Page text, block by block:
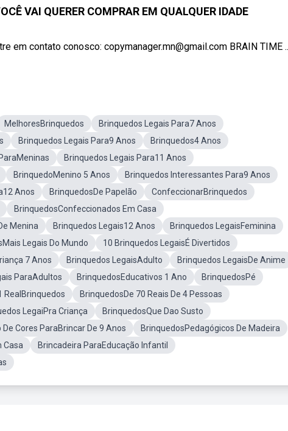
VAI QUERER COMPRAR EM QUALQUER IDADE
em contato conosco: copymanager.mn@gmail.com BRAIN TIME
MelhoresBrinquedos
Brinquedos Legais Para7 Anos
Brinquedos Legais Para9 Anos
Brinquedos4 Anos
Brinquedos Legais Para11 Anos
BrinquedoMenino 5 Anos
Brinquedos Interessantes Para9 Anos
Anos BrinquedosDe Papelão
ConfeccionarBrinquedos
BrinquedosConfeccionados Em Casa
Menina Brinquedos Legais12 Anos
Brinquedos LegaisFeminina
Legais Do Mundo
10 Brinquedos LegaisÉ Divertidos
7 Anos Brinquedos LegaisAdulto
Brinquedos LegaisDe Anime
ParaAdultos BrinquedosEducativos 1 Ano
BrinquedosPé
RealBrinquedos
BrinquedosDe 70 Reais De 4 Pessoas
LegaiPra Criança
BrinquedosQue Dao Susto
De Cores ParaBrincar De 9 Anos
BrinquedosPedagógicos De Madeira
Casa
Brincadeira ParaEducação Infantil